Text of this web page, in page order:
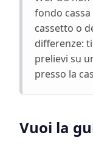
fondo
cassetto o
differenze:
prelievi su
presso la
Vuoi la